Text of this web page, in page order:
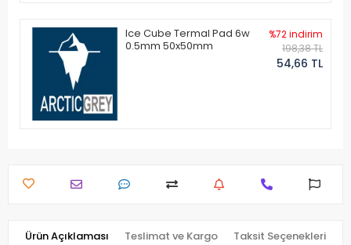
Ice Cube Termal Pad 6w
0.5mm 50x50mm
%72 indirim
198,38 TL
54,66 TL
Ürün Açıklaması Teslimat ve Kargo Taksit Seçenekleri